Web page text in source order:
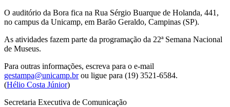
O auditório da Bora fica na Rua Sérgio Buarque de Holanda, 441,
no campus da Unicamp, em Barão Geraldo, Campinas (SP).
As atividades fazem parte da programação da 22ª Semana Nacional
de Museus.
Para outras informações, escreva para o e-mail
gestampa@unicamp.brou ligue para (19) 3521-6584.
(Hélio Costa Júnior)
Secretaria Executiva de Comunicação